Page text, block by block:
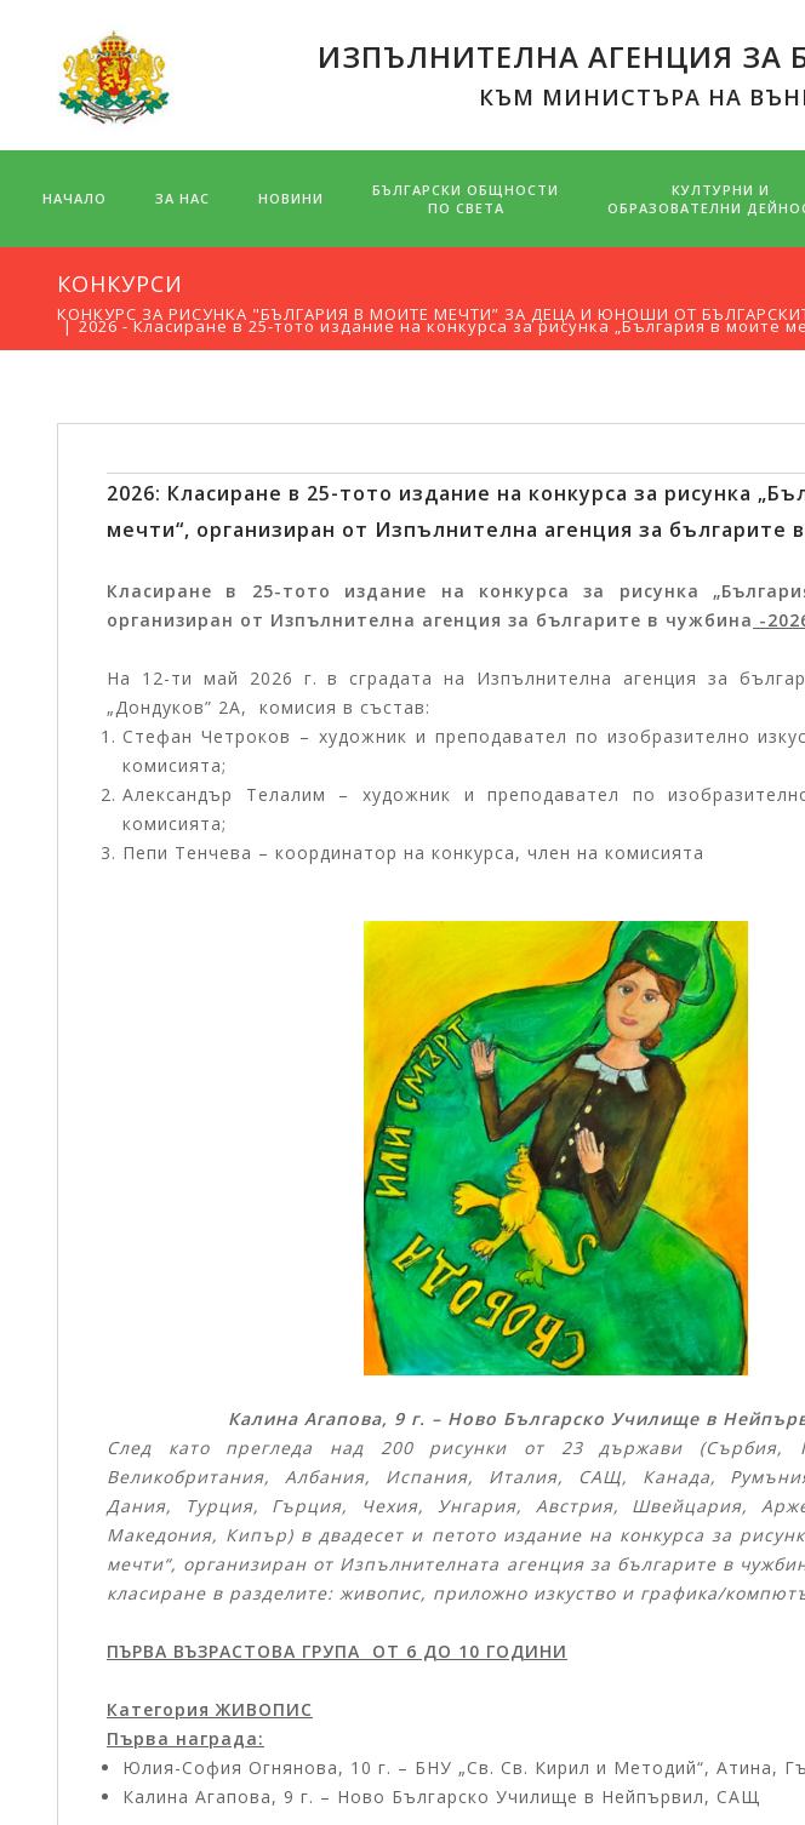
ИЗПЪЛНИТЕЛНА АГЕНЦИЯ ЗА
КЪМ МИНИСТЪРА НА
НАЧАЛО ЗА НАС НОВИНИ
БЪЛГАРСКИ ОБЩНОСТИ
ПО СВЕТА
КУЛТУРНИ И
ОБРАЗОВАТЕЛНИ
КОНКУРСИ
КОНКУРС ЗА РИСУНКА "БЪЛГАРИЯ В МОИТЕ МЕЧТИ” ЗА ДЕЦА И ЮНОШИ ОТ
2026 - Класиране в 25-тото издание на конкурса за рисунка „България в моите
2026: Класиране в 25-тото издание на конкурса за рисунка
мечти“, организиран от Изпълнителна агенция за българите
Класиране в 25-тото издание на конкурса за рисунка
организиран от Изпълнителна агенция за българите в чужбина -
На 12-ти май 2026 г. в сградата на Изпълнителна агенция за
„Дондуков” 2А, комисия в състав:
Стефан Четроков – художник и преподавател по изобразително
комисията;
Александър Телалим – художник и преподавател по
комисията;
Пепи Тенчева – координатор на конкурса, член на комисията
Калина Агапова, 9 г. – Ново Българско Училище в
След като прегледа над 200 рисунки от 23 държави (Сърбия,
Великобритания, Албания, Испания, Италия, САЩ, Канада,
Дания, Турция, Гърция, Чехия, Унгария, Австрия, Швейцария,
Македония, Кипър) в двадесет и петото издание на конкурса за
мечти“, организиран от Изпълнителната агенция за българите в
класиране в разделите: живопис, приложно изкуство и графика/
ПЪРВА ВЪЗРАСТОВА ГРУПА ОТ 6 ДО 10 ГОДИНИ
Категория ЖИВОПИС
Първа награда:
Юлия-София Огнянова, 10 г. – БНУ „Св. Св. Кирил и Методий“, Атина,
Калина Агапова, 9 г. – Ново Българско Училище в Нейпървил, САЩ
победителите в
София
България за
Виж повече +